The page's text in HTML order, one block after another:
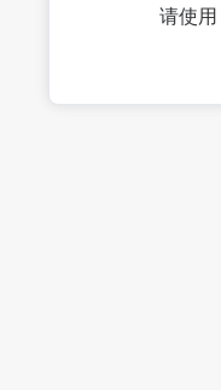
请使用